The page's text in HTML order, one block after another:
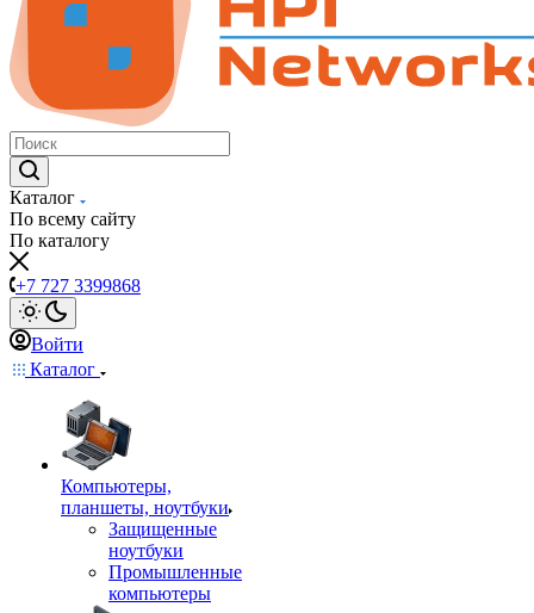
Каталог
По всему сайту
По каталогу
+7 727 3399868
Войти
Каталог
Компьютеры,
планшеты, ноутбуки
Защищенные
ноутбуки
Промышленные
компьютеры